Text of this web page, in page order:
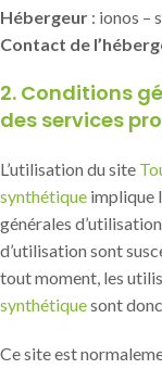
Hébergeur : ionos –
Contact de
2. Conditions
des services
L’utilisation du site
synthétique implique
générales
d’utilisation sont
tout moment, les
synthétiquesont
Ce site est